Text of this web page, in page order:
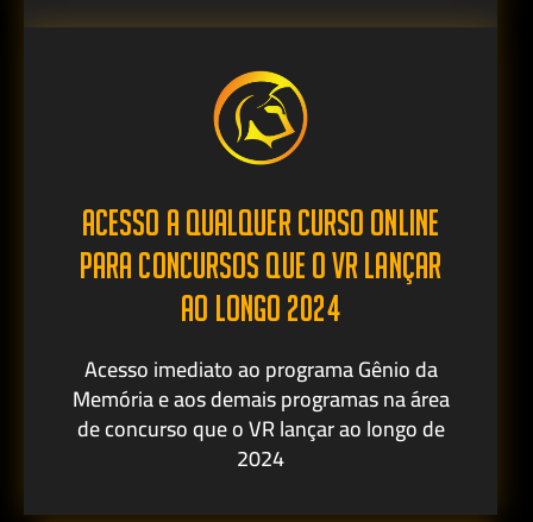
ACESSO A QUALQUER CURSO ONLINE
PARA CONCURSOS QUE O VR LANÇAR
AO LONGO 2024
Acesso imediato ao programa Gênio da
Memória e aos demais programas na área
de concurso que o VR lançar ao longo de
2024